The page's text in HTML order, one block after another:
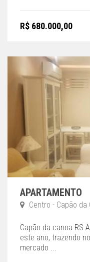
R$ 680.000,00
APARTAMENTO
Centro - Capão da
Capão da canoa RS
este ano, trazendo
mercado ...